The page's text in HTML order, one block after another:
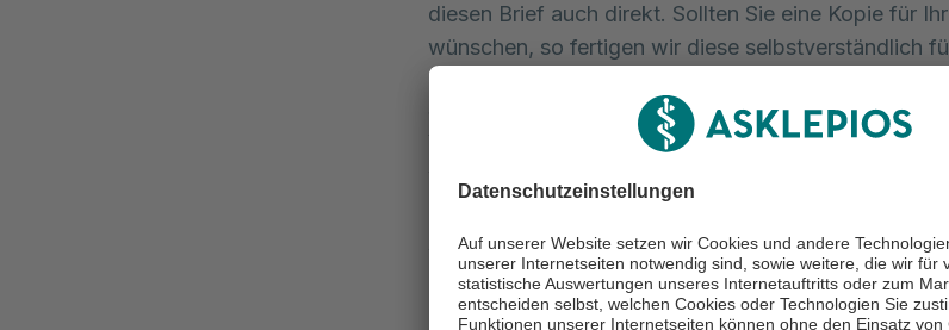
diesen Brief auch direkt. Sollten Sie eine Kopie für
wünschen, so fertigen wir diese selbstverständlich
Sollten bei Ihnen eine Entfernung der Fäden oder
Verbandswechsel notwendig sein, wenden Sie sich
kümmert sich um die Fortführung der Behandlung
Ansprechpartner:in für auftretende Beschwerden.
Um Medikamente kümmern
In dem Entlassungbrief ist Ihre derzeitige Medikation